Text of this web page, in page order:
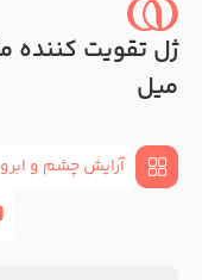
میل
آرایش چشم و ابرو